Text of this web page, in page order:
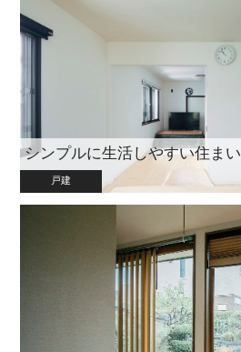
シンプルに生活しやすい住まい
戸建